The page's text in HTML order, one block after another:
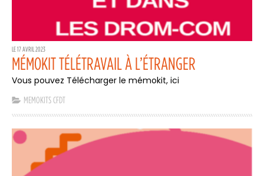
LE 17 AVRIL 2023
MÉMOKIT TÉLÉTRAVAIL À L’ÉTRANGER
Vous pouvez Télécharger le mémokit, ici
MEMOKITS CFDT